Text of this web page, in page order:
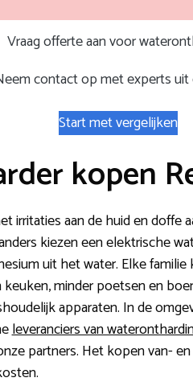
Vraag offerte aan voor
contact op met experts
Start met vergelijken
kopen
irritaties aan de huid en doffe
kiezen een elektrische
uit het water. Elke familie
minder poetsen en
apparaten. In de
leveranciers van
partners. Het kopen van-